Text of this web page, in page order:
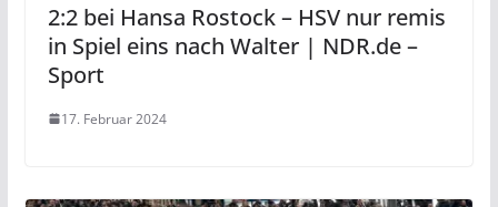
2:2 bei Hansa Rostock – HSV nur remis
in Spiel eins nach Walter | NDR.de –
Sport
17. Februar 2024